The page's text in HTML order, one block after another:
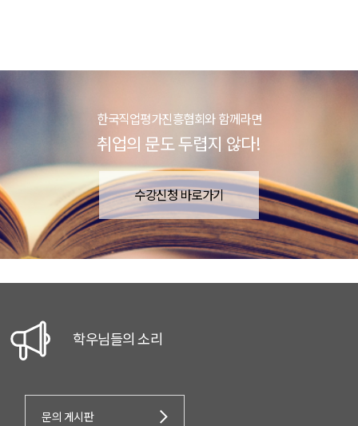
한국직업평가진흥협회와 함께라면
취업의 문도 두렵지 않다!
수강신청 바로가기
학우님들의 소리
문의 게시판